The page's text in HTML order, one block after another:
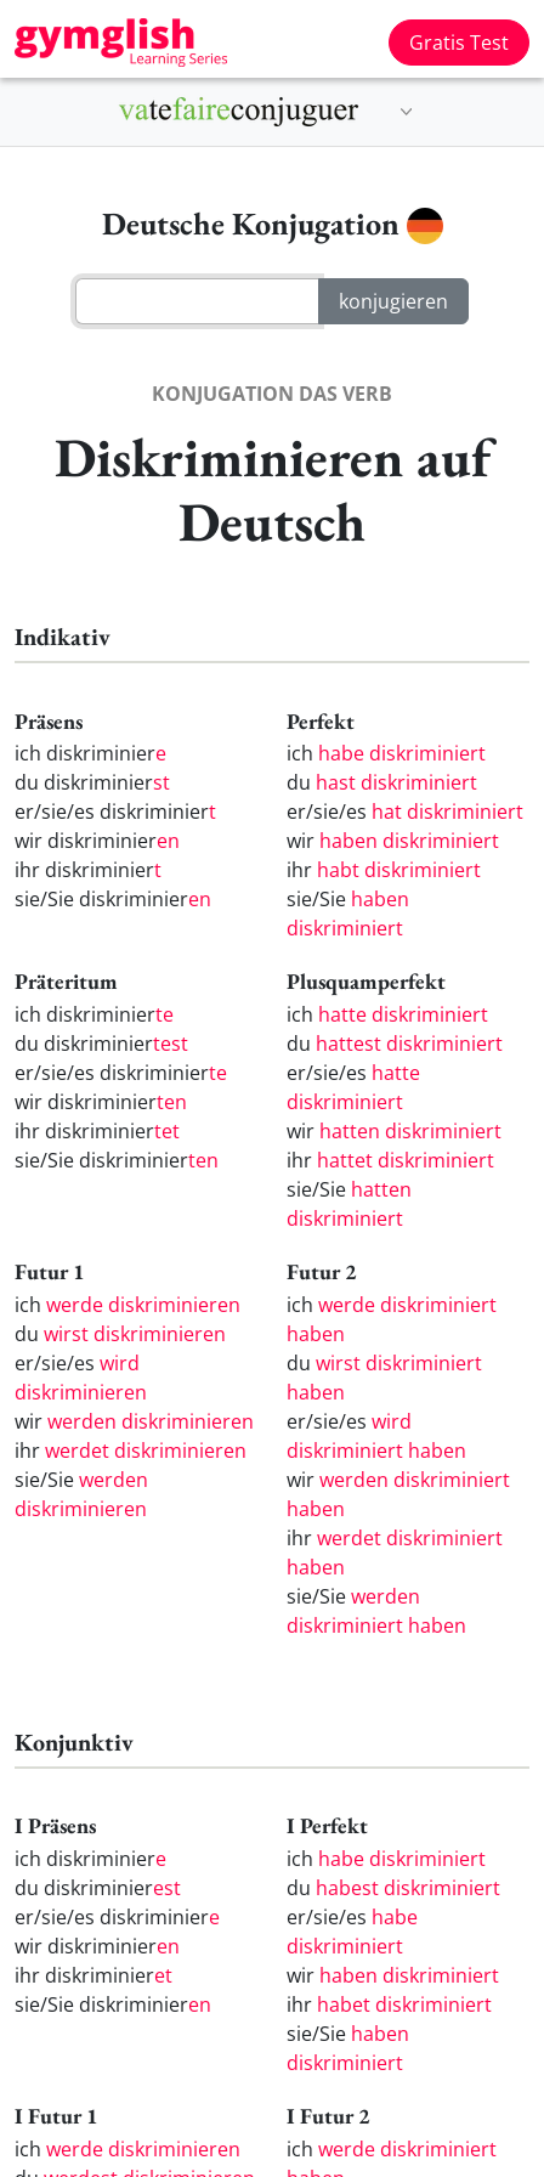
Gratis Test
Deutsche Konjugation
KONJUGATION DAS VERB
Diskriminieren auf
Deutsch
Indikativ
Präsens
ich diskriminiere
du diskriminierst
er/sie/es diskriminiert
wir diskriminieren
ihr diskriminiert
sie/Sie diskriminieren
Perfekt
ich habe diskriminiert
du hast diskriminiert
er/sie/es hat diskriminiert
wir haben diskriminiert
ihr habt diskriminiert
sie/Sie haben
diskriminiert
Präteritum
ich diskriminierte
du diskriminiertest
er/sie/es diskriminierte
wir diskriminierten
ihr diskriminiertet
sie/Sie diskriminierten
Plusquamperfekt
ich hatte diskriminiert
du hattest diskriminiert
er/sie/es hatte
diskriminiert
wir hatten diskriminiert
ihr hattet diskriminiert
sie/Sie hatten
diskriminiert
Futur 1
ich werde diskriminieren
du wirst diskriminieren
er/sie/es wird
diskriminieren
wirwerden diskriminieren
ihrwerdet diskriminieren
sie/Siewerden
diskriminieren
Futur 2
ich werde diskriminiert
haben
du wirst diskriminiert
haben
er/sie/es wird
diskriminiert haben
wirwerden diskriminiert
haben
ihrwerdet diskriminiert
haben
sie/Siewerden
diskriminiert haben
Konjunktiv
I Präsens
ich diskriminiere
du diskriminierest
er/sie/es diskriminiere
wir diskriminieren
ihr diskriminieret
sie/Sie diskriminieren
I Perfekt
ich habe diskriminiert
du habest diskriminiert
er/sie/es habe
diskriminiert
wir haben diskriminiert
ihr habet diskriminiert
sie/Sie haben
diskriminiert
I Futur 1
ich werde diskriminieren
I Futur 2
ich werde diskriminiert